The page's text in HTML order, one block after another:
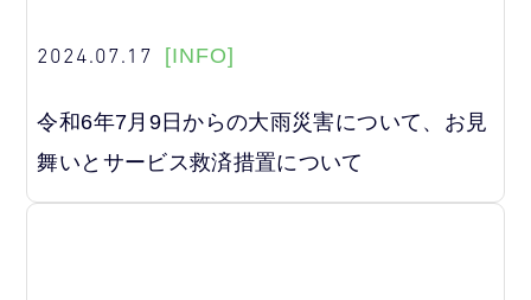
2024.07.17 [INFO]
令和6年7月9日からの大雨災害について、お見
舞いとサービス救済措置について